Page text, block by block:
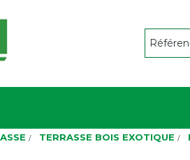
TERRASSE BOIS EXOTIQUE